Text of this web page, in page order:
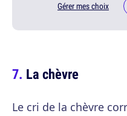
Gérer mes choix
La chèvre
Le cri de la chèvre